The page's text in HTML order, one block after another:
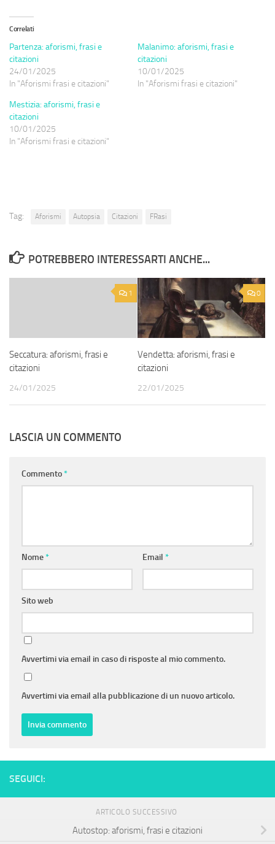
Correlati
Partenza: aforismi, frasi e
citazioni
24/01/2025
In "Aforismi frasi e citazioni"
Malanimo: aforismi, frasi e
citazioni
10/01/2025
In "Aforismi frasi e citazioni"
Mestizia: aforismi, frasi e
citazioni
10/01/2025
In "Aforismi frasi e citazioni"
Tag: Aforismi Autopsia Citazioni FRasi
POTREBBERO INTERESSARTI ANCHE...
1
Seccatura: aforismi, frasi e
citazioni
24/01/2025
0
Vendetta: aforismi, frasi e
citazioni
22/01/2025
LASCIA UN COMMENTO
Commento*
Nome* Email *
Sito web
Avvertimi via email in caso di risposte al mio commento.
Avvertimi via email alla pubblicazione di un nuovo articolo.
SEGUICI:
ARTICOLO SUCCESSIVO
Autostop: aforismi, frasi e citazioni